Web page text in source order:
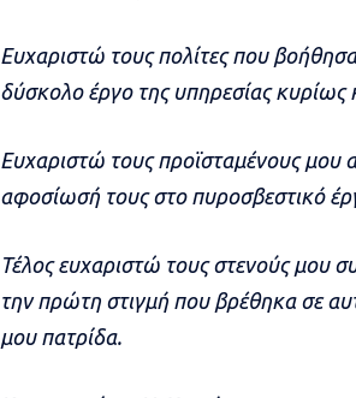
Ευχαριστώ τους πολίτες που
δύσκολο έργο της υπηρεσίας κυρίως
Ευχαριστώ τους προϊσταμένους μου
αφοσίωσή τους στο πυροσβεστικό
Τέλος ευχαριστώ τους στενούς μου
την πρώτη στιγμή που βρέθηκα σε
μου πατρίδα.